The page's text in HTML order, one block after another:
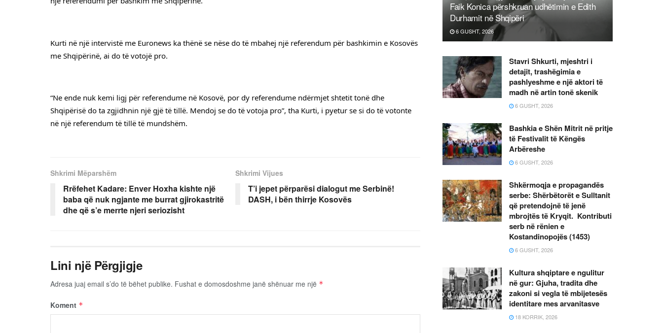
Kurti në një intervistë me Euronews ka thënë se nëse do të mbahej një referendum për bashkimin e Kosovës
me Shqipërinë, ai do të votojë pro.
“Ne ende nuk kemi ligj për referendume në Kosovë, por dy referendume ndërmjet shtetit tonë dhe
Shqipërisë do ta zgjidhnin një gjë të tillë. Mendoj se do të votoja pro”, tha Kurti, i pyetur se si do të votonte
në një referendum të tillë të mundshëm.
Shkrimi Mëparshëm
Rrëfehet Kadare: Enver Hoxha kishte një
baba që nuk ngjante me burrat gjirokastritë
dhe që s’e merrte njeri seriozisht
Shkrimi Vijues
T’i jepet përparësi dialogut me Serbinë!
DASH, i bën thirrje Kosovës
Lini një Përgjigje
Adresa juaj email s’do të bëhet publike. Fushat e domosdoshme janë shënuar me një *
Koment *
Faik Konica përshkruan udhëtimin e Edith
Durhamit në Shqipëri
6 GUSHT, 2026
Stavri Shkurti, mjeshtri i
detajit, trashëgimia e
pashlyeshme e një aktori të
madh në artin tonë skenik
6 GUSHT, 2026
Bashkia e Shën Mitrit në pritje
të Festivalit të Këngës
Arbëreshe
6 GUSHT, 2026
Shkërmoqja e propagandës
serbe: Shërbëtorët e Sulltanit
që pretendojnë të jenë
mbrojtës të Kryqit. Kontributi
serb në rënien e
Kostandinopojës (1453)
6 GUSHT, 2026
Kultura shqiptare e ngulitur
në gur: Gjuha, tradita dhe
zakoni si vegla të mbijetesës
identitare mes arvanitasve
18 KORRIK, 2026